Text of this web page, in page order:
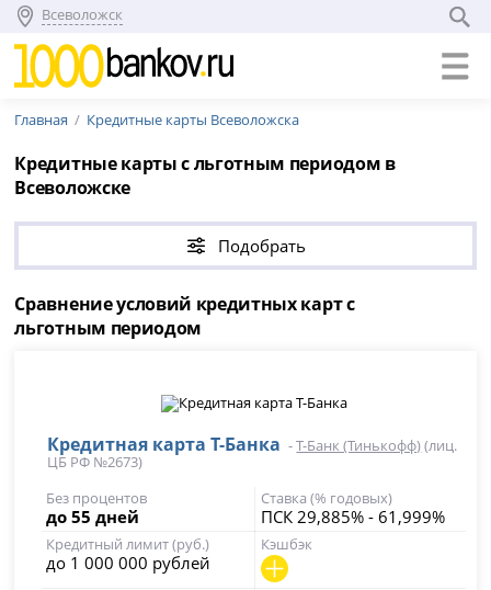
Всеволожск
Главная Кредитные карты Всеволожска
Кредитные карты с льготным периодом в
Всеволожске
Подобрать
Сравнение условий кредитных карт с
льготным периодом
Кредитная карта Т-Банка -Т-Банк (Тинькофф)(лиц.
ЦБ РФ №2673)
Без процентов
до 55 дней
Ставка (% годовых)
ПСК 29,885% - 61,999%
Кредитный лимит (руб.)
до 1 000 000 рублей
Кэшбэк